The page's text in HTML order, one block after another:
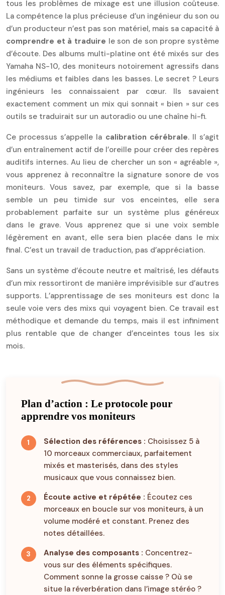
tous les problèmes de mixage est une illusion coûteuse.
La compétence la plus précieuse d’un ingénieur du son ou
d’un producteur n’est pas son matériel, mais sa capacité à
comprendre et à traduire le son de son propre système
d’écoute. Des albums multi-platine ont été mixés sur des
Yamaha NS-10, des moniteurs notoirement agressifs dans
les médiums et faibles dans les basses. Le secret ? Leurs
ingénieurs les connaissaient par cœur. Ils savaient
exactement comment un mix qui sonnait « bien » sur ces
outils se traduirait sur un autoradio ou une chaîne hi-fi.
Ce processus s’appelle la calibration cérébrale. Il s’agit
d’un entraînement actif de l’oreille pour créer des repères
auditifs internes. Au lieu de chercher un son « agréable »,
vous apprenez à reconnaître la signature sonore de vos
moniteurs. Vous savez, par exemple, que si la basse
semble un peu timide sur vos enceintes, elle sera
probablement parfaite sur un système plus généreux
dans le grave. Vous apprenez que si une voix semble
légèrement en avant, elle sera bien placée dans le mix
final. C’est un travail de traduction, pas d’appréciation.
Sans un système d’écoute neutre et maîtrisé, les défauts
d’un mix ressortiront de manière imprévisible sur d’autres
supports. L’apprentissage de ses moniteurs est donc la
seule voie vers des mixs qui voyagent bien. Ce travail est
méthodique et demande du temps, mais il est infiniment
plus rentable que de changer d’enceintes tous les six
mois.
Plan d’action : Le protocole pour
apprendre vos moniteurs
Sélection des références : Choisissez 5 à
10 morceaux commerciaux, parfaitement
mixés et masterisés, dans des styles
musicaux que vous connaissez bien.
Écoute active et répétée : Écoutez ces
morceaux en boucle sur vos moniteurs, à un
volume modéré et constant. Prenez des
notes détaillées.
Analyse des composants : Concentrez-
vous sur des éléments spécifiques.
Comment sonne la grosse caisse ? Où se
situe la réverbération dans l’image stéréo ?